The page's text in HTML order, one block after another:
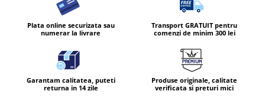
Plata online securizata sau
numerar la livrare
Transport GRATUIT pentru
comenzi de minim 300 lei
Garantam calitatea, puteti
returna in 14 zile
Produse originale, calitate
verificata si preturi mici